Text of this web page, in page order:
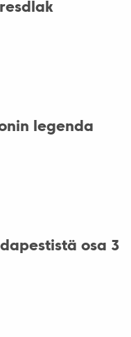
legenda
osa 3